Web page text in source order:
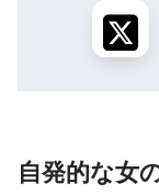
自発的な女